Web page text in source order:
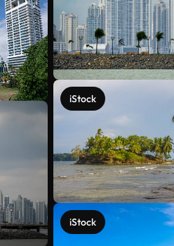
iStock
iStock